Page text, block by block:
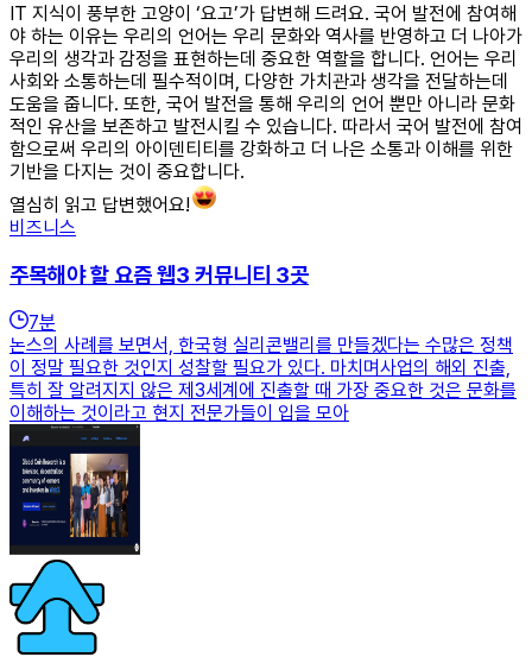
IT 지식이 풍부한 고양이 ‘요고’가 답변해 드려요. 국어 발전에 참여해
야 하는 이유는 우리의 언어는 우리 문화와 역사를 반영하고 더 나아가
우리의 생각과 감정을 표현하는데 중요한 역할을 합니다. 언어는 우리
사회와 소통하는데 필수적이며, 다양한 가치관과 생각을 전달하는데
도움을 줍니다. 또한, 국어 발전을 통해 우리의 언어 뿐만 아니라 문화
적인 유산을 보존하고 발전시킬 수 있습니다. 따라서 국어 발전에 참여
함으로써 우리의 아이덴티티를 강화하고 더 나은 소통과 이해를 위한
기반을 다지는 것이 중요합니다.
열심히 읽고 답변했어요!
비즈니스
주목해야 할 요즘 웹3 커뮤니티 3곳
7분
논스의 사례를 보면서, 한국형 실리콘밸리를 만들겠다는 수많은 정책
이 정말 필요한 것인지 성찰할 필요가 있다. 마치며사업의 해외 진출,
특히 잘 알려지지 않은 제3세계에 진출할 때 가장 중요한 것은 문화를
이해하는 것이라고 현지 전문가들이 입을 모아